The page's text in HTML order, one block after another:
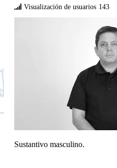
Visualización de usuarios 143
Sustantivo masculino.